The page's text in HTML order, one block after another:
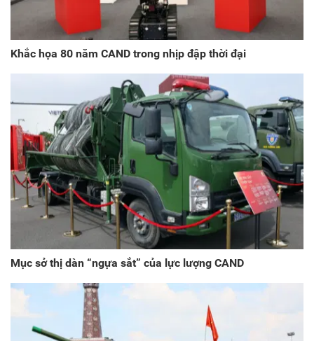
Khắc họa 80 năm CAND trong nhịp đập thời đại
Mục sở thị dàn “ngựa sắt” của lực lượng CAND